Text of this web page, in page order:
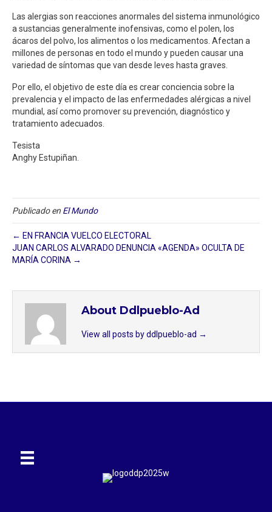
Las alergias son reacciones anormales del sistema inmunológico
a sustancias generalmente inofensivas, como el polen, los
ácaros del polvo, los alimentos o los medicamentos. Afectan a
millones de personas en todo el mundo y pueden causar una
variedad de síntomas que van desde leves hasta graves.
Por ello, el objetivo de este día es crear conciencia sobre la
prevalencia y el impacto de las enfermedades alérgicas a nivel
mundial, así como promover su prevención, diagnóstico y
tratamiento adecuados.
Tesista
Anghy Estupiñan.
Publicado en El Mundo
← EN FRANCIA VUELCO ELECTORAL
JUAN CARLOS ALVARADO DENUNCIA «AGENDA» OCULTA DE
MARÍA CORINA →
About Ddlpueblo-Ad
View all posts by ddlpueblo-ad →